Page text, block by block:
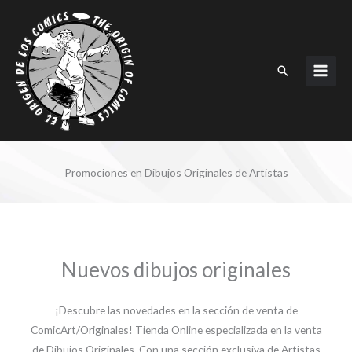
contenido
Buscar
Promociones en Dibujos Originales de Artistas
Nuevos dibujos originales
¡Descubre las novedades en la sección de venta de
ComicArt/Originales! Tienda Online especializada en la venta